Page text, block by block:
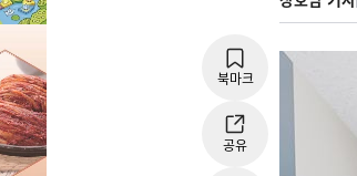
북마크
공유